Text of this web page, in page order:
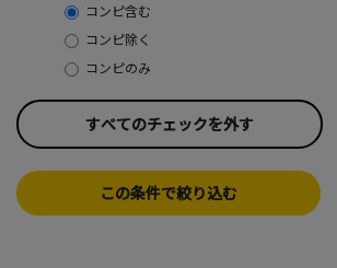
コンピ含む
コンピ除く
コンピのみ
すべてのチェックを外す
この条件で絞り込む